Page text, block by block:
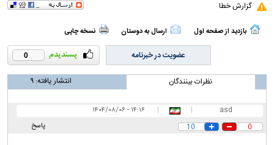
گزارش خطا
بازدید از صفحه اول ارسال به دوستان نسخه چاپی
0 عضویت در خبرنامه
نظرات بینندگان انتشار یافته: ۹
asd
|
|
۱۴:۱۶ - ۱۴۰۴/۰۸/۰۶
پاسخ
0
10